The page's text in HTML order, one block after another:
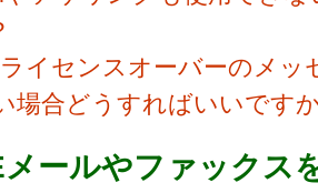
ライセンスオーバーのメッ
場合どうすればいいです
ールやファックス